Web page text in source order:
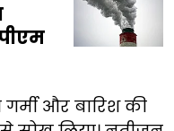
और बारिश की